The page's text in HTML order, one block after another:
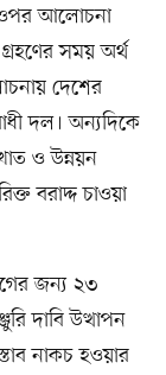
ওপর আলোচনা
সময় অর্থ
দেশের
দল। অন্যদিকে
ও উন্নয়ন
বরাদ্দ চাওয়া
জন্য ২৩
দাবি উত্থাপন
নাকচ হওয়ার